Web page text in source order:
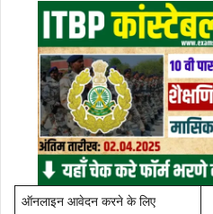
ऑनलाइन आवेदन करने के लिए